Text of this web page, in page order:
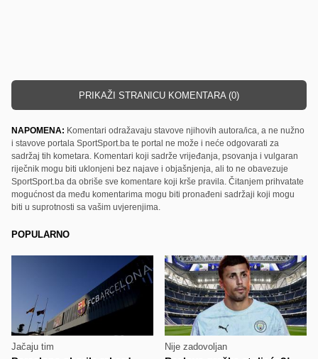
PRIKAŽI STRANICU KOMENTARA (0)
NAPOMENA: Komentari odražavaju stavove njihovih autora/ica, a ne nužno
i stavove portala SportSport.ba te portal ne može i neće odgovarati za
sadržaj tih kometara. Komentari koji sadrže vrijeđanja, psovanja i vulgaran
riječnik mogu biti uklonjeni bez najave i objašnjenja, ali to ne obavezuje
SportSport.ba da obriše sve komentare koji krše pravila. Čitanjem prihvatate
mogućnost da među komentarima mogu biti pronađeni sadržaji koji mogu
biti u suprotnosti sa vašim uvjerenjima.
POPULARNO
Jačaju tim Nije zadovoljan